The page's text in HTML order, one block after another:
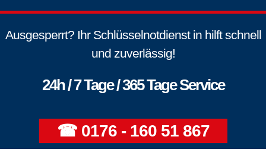
Ausgesperrt? Ihr Schlüsselnotdienst in hilft schnell
und zuverlässig!
24h / 7 Tage / 365 Tage Service
☎ 0176 - 160 51 867